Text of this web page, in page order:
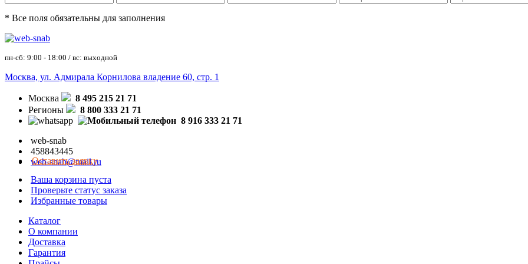
* Все поля обязательны для заполнения
пн-сб: 9:00 - 18:00 / вс: выходной
Москва, ул. Адмирала Корнилова владение 60, стр. 1
Москва
8 495 215 21 71
Регионы
8 800 333 21 71
8 916 333 21 71
web-snab
458843445
web-snab@mail.ru
Оставить заявку
Ваша корзина пуста
Проверьте статус заказа
Избранные товары
Каталог
О компании
Доставка
Гарантия